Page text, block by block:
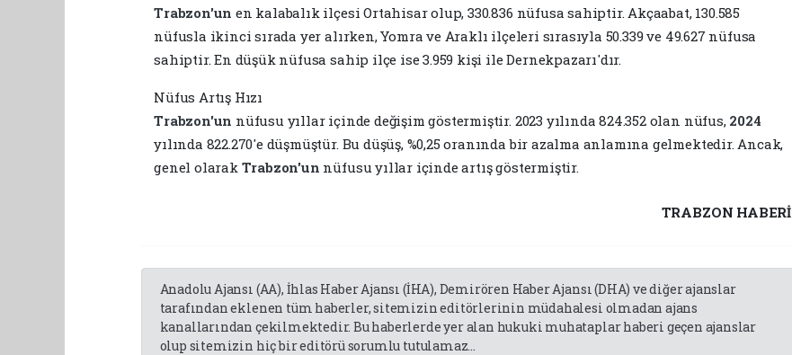
Trabzon'un en kalabalık ilçesi Ortahisar olup, 330.836 nüfusa sahiptir. Akçaabat, 130.585
nüfusla ikinci sırada yer alırken, Yomra ve Araklı ilçeleri sırasıyla 50.339 ve 49.627 nüfusa
sahiptir. En düşük nüfusa sahip ilçe ise 3.959 kişi ile Dernekpazarı'dır.
Nüfus Artış Hızı
Trabzon'un nüfusu yıllar içinde değişim göstermiştir. 2023 yılında 824.352 olan nüfus, 2024
yılında 822.270'e düşmüştür. Bu düşüş, %0,25 oranında bir azalma anlamına gelmektedir. Ancak,
genel olarak Trabzon'un nüfusu yıllar içinde artış göstermiştir.
TRABZON HABERİ
Anadolu Ajansı (AA), İhlas Haber Ajansı (İHA), Demirören Haber Ajansı (DHA) ve diğer ajanslar
tarafından eklenen tüm haberler, sitemizin editörlerinin müdahalesi olmadan ajans
kanallarından çekilmektedir. Bu haberlerde yer alan hukuki muhataplar haberi geçen ajanslar
olup sitemizin hiç bir editörü sorumlu tutulamaz...